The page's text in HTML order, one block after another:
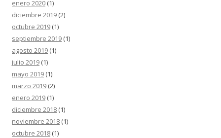
enero 2020 (1)
diciembre 2019 (2)
octubre 2019 (1)
septiembre 2019 (1)
agosto 2019 (1)
julio 2019 (1)
mayo 2019 (1)
marzo 2019 (2)
enero 2019 (1)
diciembre 2018 (1)
noviembre 2018 (1)
octubre 2018 (1)